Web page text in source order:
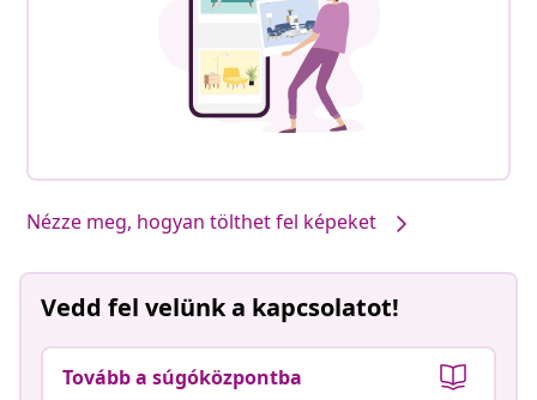
Nézze meg, hogyan tölthet fel képeket
Vedd fel velünk a kapcsolatot!
Tovább a súgóközpontba